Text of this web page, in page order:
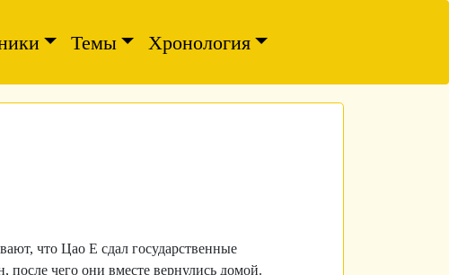
Темы Хронология
что Цао Е сдал государственные
чего они вместе вернулись домой.